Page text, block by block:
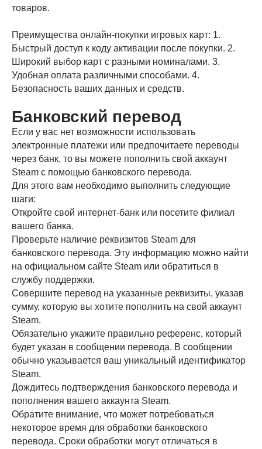
товаров.
Преимущества онлайн-покупки игровых карт: 1.
Быстрый доступ к коду активации после покупки. 2.
Широкий выбор карт с разными номиналами. 3.
Удобная оплата различными способами. 4.
Безопасность ваших данных и средств.
Банковский перевод
Если у вас нет возможности использовать
электронные платежи или предпочитаете переводы
через банк, то вы можете пополнить свой аккаунт
Steam с помощью банковского перевода.
Для этого вам необходимо выполнить следующие
шаги:
Откройте свой интернет-банк или посетите филиал
вашего банка.
Проверьте наличие реквизитов Steam для
банковского перевода. Эту информацию можно найти
на официальном сайте Steam или обратиться в
службу поддержки.
Совершите перевод на указанные реквизиты, указав
сумму, которую вы хотите пополнить на свой аккаунт
Steam.
Обязательно укажите правильно референс, который
будет указан в сообщении перевода. В сообщении
обычно указывается ваш уникальный идентификатор
Steam.
Дождитесь подтверждения банковского перевода и
пополнения вашего аккаунта Steam.
Обратите внимание, что может потребоваться
некоторое время для обработки банковского
перевода. Сроки обработки могут отличаться в